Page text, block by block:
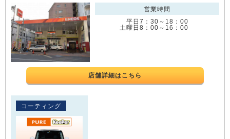
営業時間
平日7：30～18：00
土曜日8：00～16：00
店舗詳細はこちら
コーティング